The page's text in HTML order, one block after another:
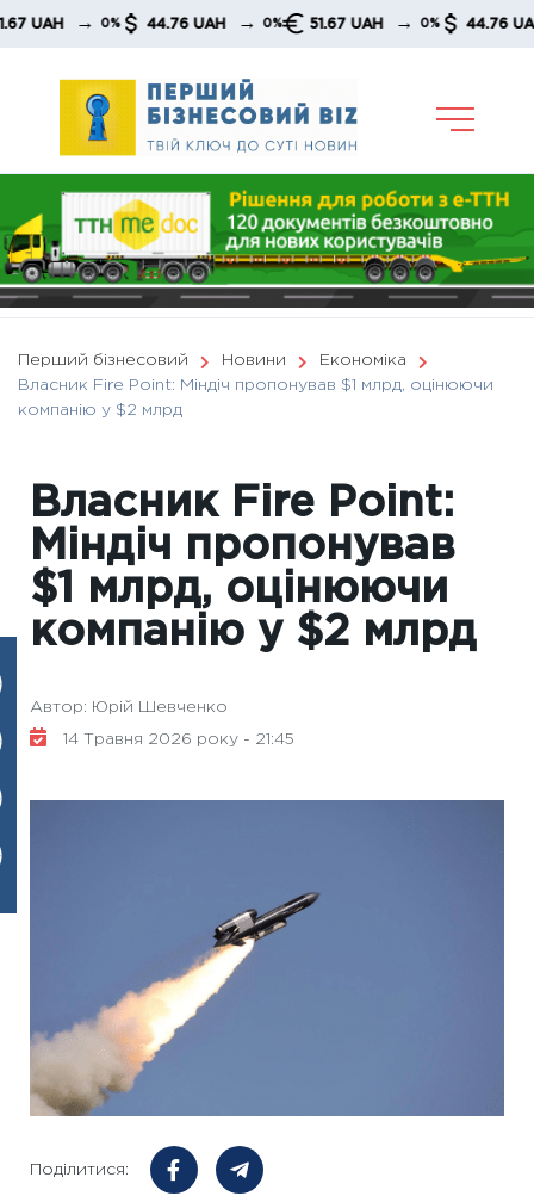
Skip
→ 0% 44.76 UAH → 0% 51.67 UAH → 0% 44.76 UAH →
Перший бізнесовий Новини
Економіка
Власник Fire Point: Міндіч пропонував $1 млрд, оцінюючи
компанію у $2 млрд
Власник Fire Point:
Міндіч пропонував
$1 млрд, оцінюючи
компанію у $2 млрд
Автор: Юрій Шевченко
14 Травня 2026 року - 21:45
Поділитися: